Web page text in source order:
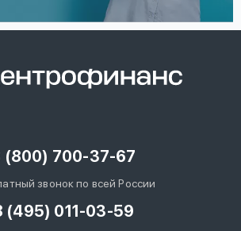
(800) 700-37-67
звонок по всей России
(495) 011-03-59